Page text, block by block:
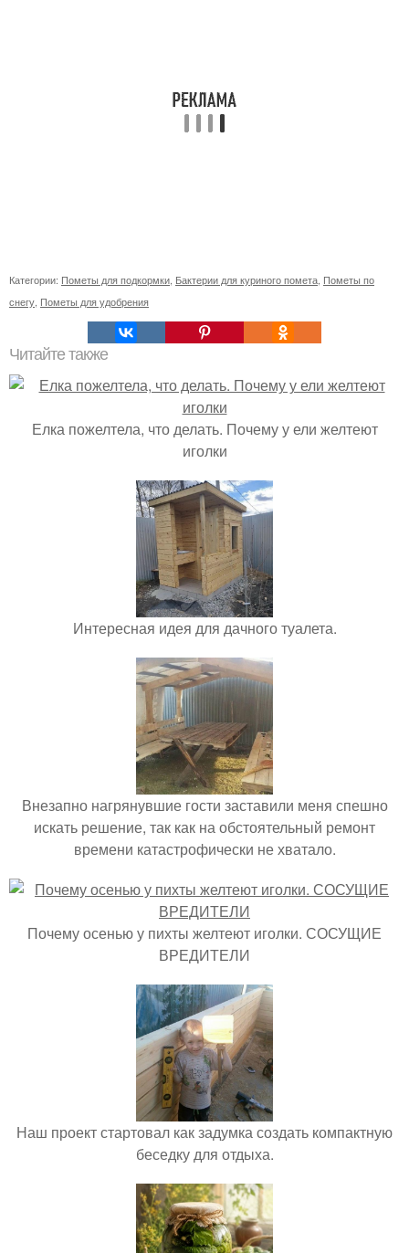
Категории: Пометы для подкормки Бактерии для куриного помета Пометы по
снегу Пометы для удобрения
Читайте также
Елка пожелтела, что делать. Почему у ели желтеют
иголки
Интересная идея для дачного туалета.
Внезапно нагрянувшие гости заставили меня спешно
искать решение, так как на обстоятельный ремонт
времени катастрофически не хватало.
Почему осенью у пихты желтеют иголки. СОСУЩИЕ
ВРЕДИТЕЛИ
Наш проект стартовал как задумка создать компактную
беседку для отдыха.